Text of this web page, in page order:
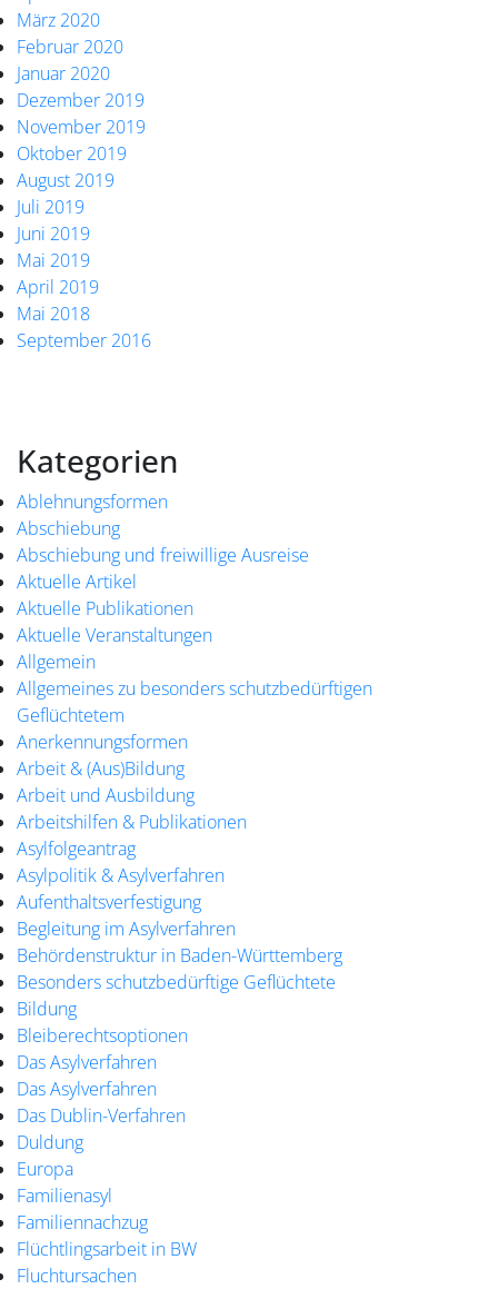
März 2020
Februar 2020
Januar 2020
Dezember 2019
November 2019
Oktober 2019
August 2019
Juli 2019
Juni 2019
Mai 2019
April 2019
Mai 2018
September 2016
Kategorien
Ablehnungsformen
Abschiebung
Abschiebung und freiwillige Ausreise
Aktuelle Artikel
Aktuelle Publikationen
Aktuelle Veranstaltungen
Allgemein
Allgemeines zu besonders schutzbedürftigen
Geflüchtetem
Anerkennungsformen
Arbeit & (Aus)Bildung
Arbeit und Ausbildung
Arbeitshilfen & Publikationen
Asylfolgeantrag
Asylpolitik & Asylverfahren
Aufenthaltsverfestigung
Begleitung im Asylverfahren
Behördenstruktur in Baden-Württemberg
Besonders schutzbedürftige Geflüchtete
Bildung
Bleiberechtsoptionen
Das Asylverfahren
Das Asylverfahren
Das Dublin-Verfahren
Duldung
Europa
Familienasyl
Familiennachzug
Flüchtlingsarbeit in BW
Fluchtursachen